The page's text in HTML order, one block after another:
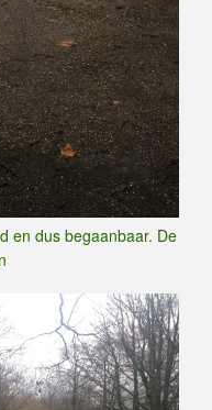
en dus begaanbaar. De